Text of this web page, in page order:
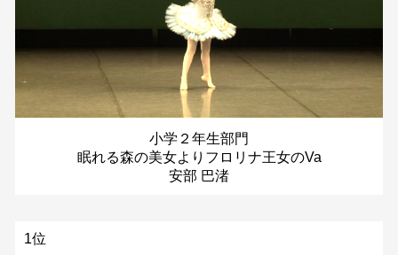
小学２年生部門
眠れる森の美女よりフロリナ王女のVa
安部 巴渚
1位